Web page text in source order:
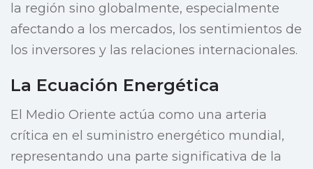
la región sino globalmente, especialmente
afectando a los mercados, los sentimientos de
los inversores y las relaciones internacionales.
La Ecuación Energética
El Medio Oriente actúa como una arteria
crítica en el suministro energético mundial,
representando una parte significativa de la